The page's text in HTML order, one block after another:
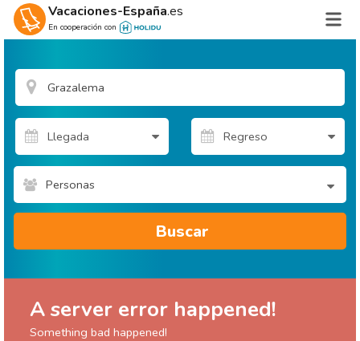
Vacaciones-España.es
En cooperación con
Personas
Buscar
A server error happened!
Something bad happened!